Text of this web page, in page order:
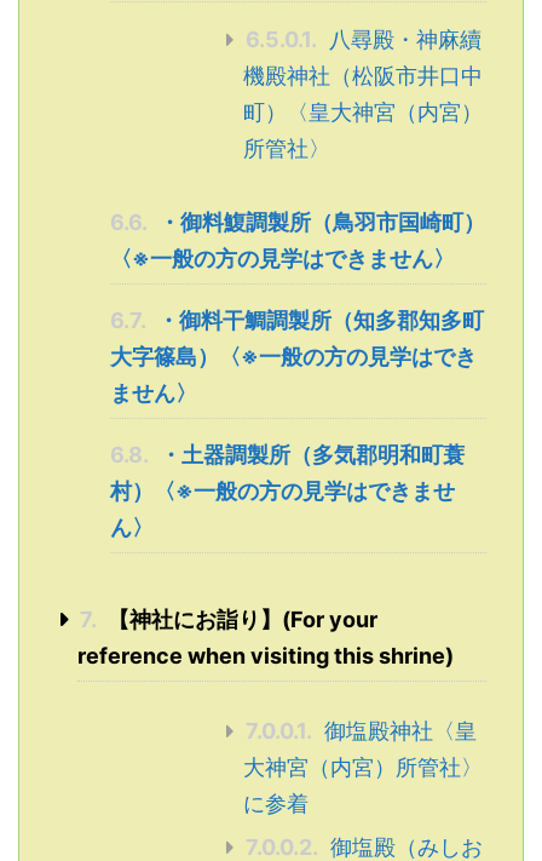
6.5.0.1.
八尋殿・神麻續
機殿神社（松阪市井口中
町）〈皇大神宮（内宮）
所管社〉
6.6.
・御料鰒調製所（鳥羽市国崎町）
〈※一般の方の見学はできません〉
6.7.
・御料干鯛調製所（知多郡知多町
大字篠島）〈※一般の方の見学はでき
ません〉
6.8.
・土器調製所（多気郡明和町蓑
村）〈※一般の方の見学はできませ
ん〉
7.
【神社にお詣り】(For your
reference when visiting this shrine)
7.0.0.1. 御塩殿神社〈皇
大神宮（内宮）所管社〉
に参着
7.0.0.2. 御塩殿（みしお